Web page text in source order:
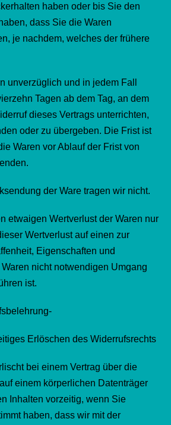
haben oder bis Sie den
dass Sie die Waren
je nachdem, welches der frühere
unverzüglich und in jedem Fall
Tagen ab dem Tag, an dem
dieses Vertrags unterrichten,
oder zu übergeben. Die Frist ist
Waren vor Ablauf der Frist von
der Ware tragen wir nicht.
etwaigen Wertverlust der Waren nur
Wertverlust auf einen zur
Eigenschaften und
nicht notwendigen Umgang
ist.
Erlöschen des Widerrufsrechts
bei einem Vertrag über die
einem körperlichen Datenträger
Inhalten vorzeitig, wenn Sie
haben, dass wir mit der